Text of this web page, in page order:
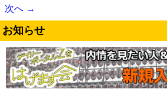
次へ →
お知らせ